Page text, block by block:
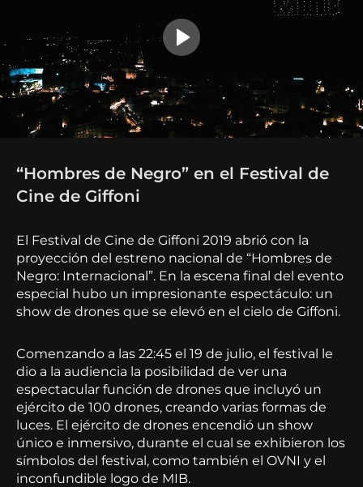
“Hombres de Negro” en el Festival de
Cine de Giffoni
El Festival de Cine de Giffoni 2019 abrió con la
proyección del estreno nacional de “Hombres de
Negro: Internacional”. En la escena final del evento
especial hubo un impresionante espectáculo: un
show de drones que se elevó en el cielo de Giffoni.
Comenzando a las 22:45 el 19 de julio, el festival le
dio a la audiencia la posibilidad de ver una
espectacular función de drones que incluyó un
ejército de 100 drones, creando varias formas de
luces. El ejército de drones encendió un show
único e inmersivo, durante el cual se exhibieron los
símbolos del festival, como también el OVNI y el
inconfundible logo de MIB.